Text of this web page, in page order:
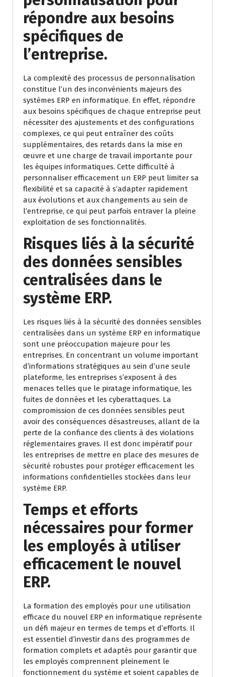
répondre aux besoins
spécifiques de
l’entreprise.
La complexité des processus de personnalisation
constitue l’un des inconvénients majeurs des
systèmes ERP en informatique. En effet, répondre
aux besoins spécifiques de chaque entreprise peut
nécessiter des ajustements et des configurations
complexes, ce qui peut entraîner des coûts
supplémentaires, des retards dans la mise en
œuvre et une charge de travail importante pour
les équipes informatiques. Cette difficulté à
personnaliser efficacement un ERP peut limiter sa
flexibilité et sa capacité à s’adapter rapidement
aux évolutions et aux changements au sein de
l’entreprise, ce qui peut parfois entraver la pleine
exploitation de ses fonctionnalités.
Risques liés à la sécurité
des données sensibles
centralisées dans le
système ERP.
Les risques liés à la sécurité des données sensibles
centralisées dans un système ERP en informatique
sont une préoccupation majeure pour les
entreprises. En concentrant un volume important
d’informations stratégiques au sein d’une seule
plateforme, les entreprises s’exposent à des
menaces telles que le piratage informatique, les
fuites de données et les cyberattaques. La
compromission de ces données sensibles peut
avoir des conséquences désastreuses, allant de la
perte de la confiance des clients à des violations
réglementaires graves. Il est donc impératif pour
les entreprises de mettre en place des mesures de
sécurité robustes pour protéger efficacement les
informations confidentielles stockées dans leur
système ERP.
Temps et efforts
nécessaires pour former
les employés à utiliser
efficacement le nouvel
ERP.
La formation des employés pour une utilisation
efficace du nouvel ERP en informatique représente
un défi majeur en termes de temps et d’efforts. Il
est essentiel d’investir dans des programmes de
formation complets et adaptés pour garantir que
les employés comprennent pleinement le
fonctionnement du système et soient capables de